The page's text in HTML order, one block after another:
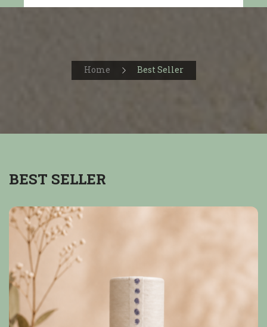
Home Best Seller
BEST SELLER